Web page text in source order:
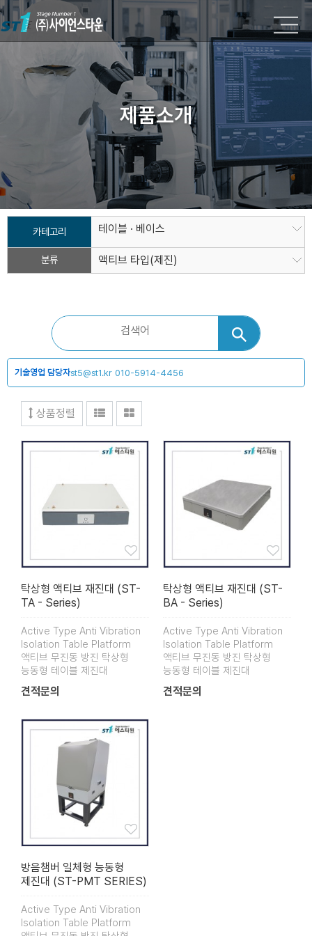
제품소개
카테고리 테이블 · 베이스
분류 액티브 타입(제진)
기술영업 담당자st5@st1.kr 010-5914-4456
상품정렬
탁상형 액티브 재진대 (ST-
TA - Series)
Active Type Anti Vibration
Isolation Table Platform
액티브 무진동 방진 탁상형
능동형 테이블 제진대
견적문의
탁상형 액티브 재진대 (ST-
BA - Series)
Active Type Anti Vibration
Isolation Table Platform
액티브 무진동 방진 탁상형
능동형 테이블 제진대
견적문의
방음챔버 일체형 능동형
제진대 (ST-PMT SERIES)
Active Type Anti Vibration
Isolation Table Platform